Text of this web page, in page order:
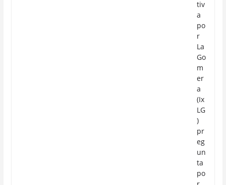
tiv
a
po
r
La
Go
m
er
a
(Ix
LG
)
pr
eg
un
ta
po